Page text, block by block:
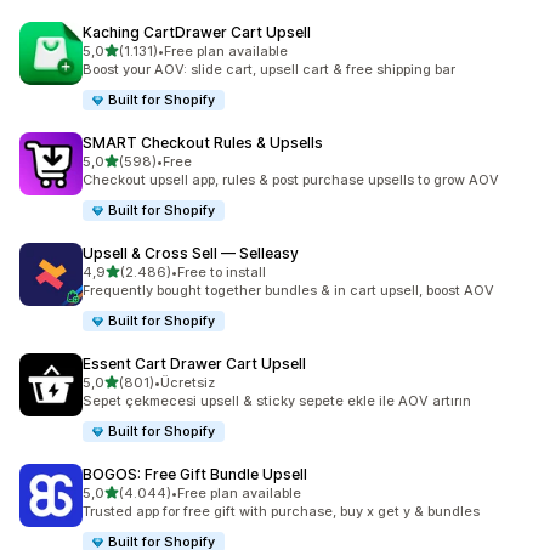
Kaching CartDrawer Cart Upsell
5,05 yıldız üzerinden
(1.131)
toplam 1131 değerlendirme
•Free plan available
Boost your AOV: slide cart, upsell cart & free shipping bar
Built for Shopify
SMART Checkout Rules & Upsells
5,05 yıldız üzerinden
(598)
toplam 598 değerlendirme
•Free
Checkout upsell app, rules & post purchase upsells to grow AOV
Built for Shopify
Upsell & Cross Sell — Selleasy
4,95 yıldız üzerinden
(2.486)
toplam 2486 değerlendirme
•Free to install
Frequently bought together bundles & in cart upsell, boost AOV
Built for Shopify
Essent Cart Drawer Cart Upsell
5,05 yıldız üzerinden
(801)
toplam 801 değerlendirme
•Ücretsiz
Sepet çekmecesi upsell & sticky sepete ekle ile AOV artırın
Built for Shopify
BOGOS: Free Gift Bundle Upsell
5,05 yıldız üzerinden
(4.044)
toplam 4044 değerlendirme
•Free plan available
Trusted app for free gift with purchase, buy x get y & bundles
Built for Shopify